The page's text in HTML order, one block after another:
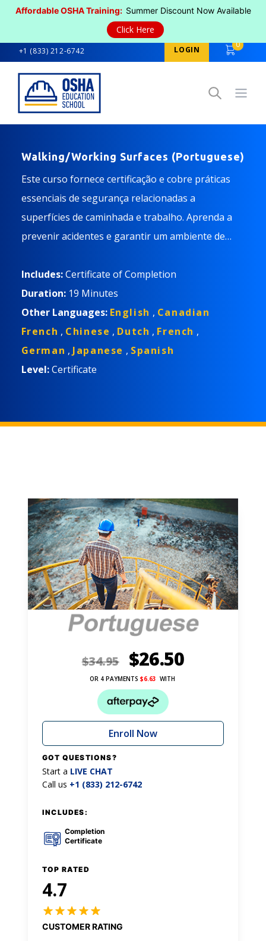
Affordable OSHA Training: Summer Discount Now Available
Click Here
+1 (833) 212-6742 LOGIN
0
Walking/Working Surfaces (Portuguese)
Este curso fornece certificação e cobre práticas
essenciais de segurança relacionadas a
superfícies de caminhada e trabalho. Aprenda a
prevenir acidentes e garantir um ambiente de
Includes:Certificate of Completion
Duration: 19 Minutes
Other Languages: English , Canadian
French , Chinese , Dutch , French ,
German , Japanese , Spanish
Level:Certificate
$34.95 $26.50
OR 4 PAYMENTS $6.63 WITH
Enroll Now
GOT QUESTIONS?
Start a LIVE CHAT
Call us +1 (833) 212-6742
INCLUDES:
Completion
Certificate
TOP RATED
4.7
CUSTOMER RATING